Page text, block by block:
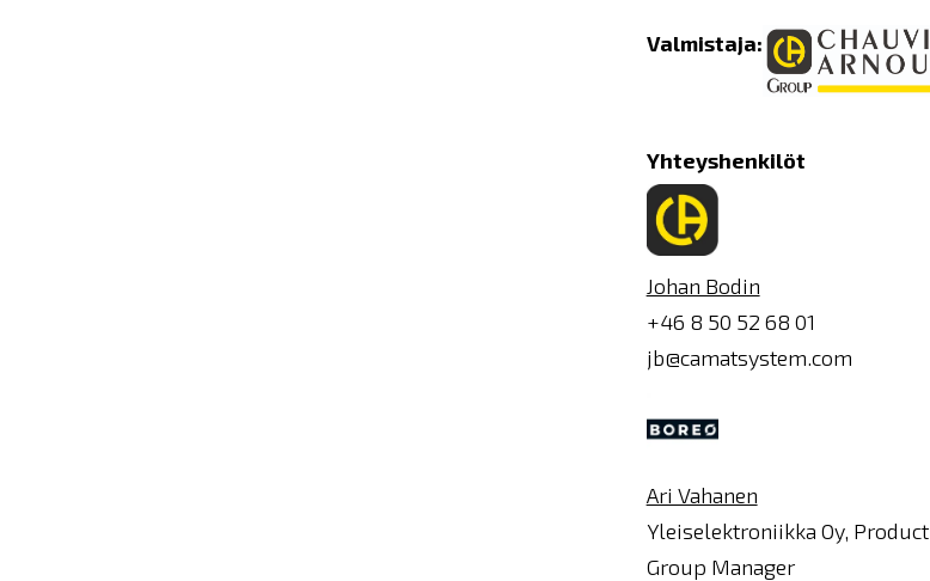
Valmistaja:
Yhteyshenkilöt
Johan Bodin
+46 8 50 52 68 01
jb@camatsystem.com
Ari Vahanen
Yleiselektroniikka Oy, Product
Group Manager